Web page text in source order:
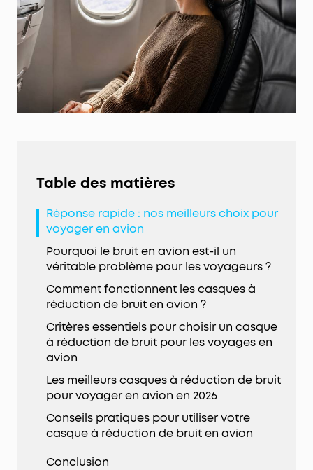
Table des matières
Réponse rapide : nos meilleurs choix pour
voyager en avion
Pourquoi le bruit en avion est-il un
véritable problème pour les voyageurs ?
Comment fonctionnent les casques à
réduction de bruit en avion ?
Critères essentiels pour choisir un casque
à réduction de bruit pour les voyages en
avion
Les meilleurs casques à réduction de bruit
pour voyager en avion en 2026
Conseils pratiques pour utiliser votre
casque à réduction de bruit en avion
Conclusion